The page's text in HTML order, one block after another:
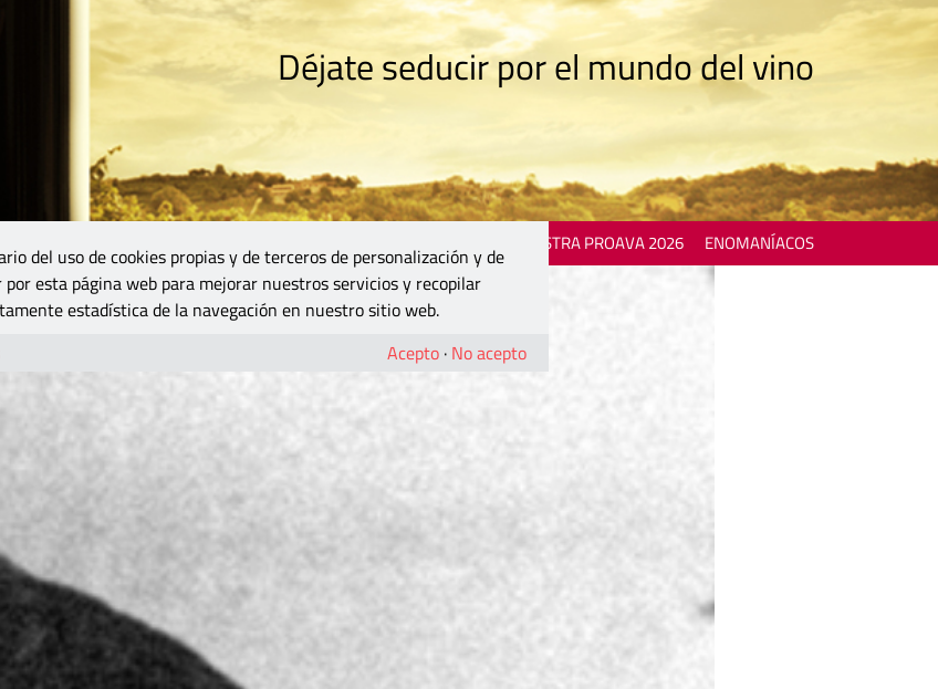
Déjate seducir por el mundo del vino
MOSTRA PROAVA 2026 ENOMANÍACOS
del uso de cookies propias y de terceros de personalización y de
esta página web para mejorar nuestros servicios y recopilar
estadística de la navegación en nuestro sitio web.
Acepto · No acepto